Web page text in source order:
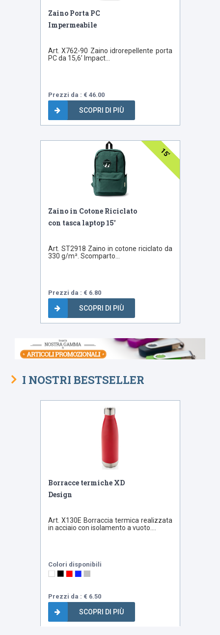
Zaino Porta PC
Impermeabile
Art. X762-90 Zaino idrorepellente porta
PC da 15,6’ Impact...
Prezzi da : € 46.00
SCOPRI DI PIÙ
15'
Zaino in Cotone Riciclato
con tasca laptop 15'
Art. ST2918 Zaino in cotone riciclato da
330 g/m². Scomparto...
Prezzi da : € 6.80
SCOPRI DI PIÙ
I NOSTRI BESTSELLER
Borracce termiche XD
Design
Art. X130E Borraccia termica realizzata
in acciaio con isolamento a vuoto....
Colori disponibili
Prezzi da : € 6.50
SCOPRI DI PIÙ